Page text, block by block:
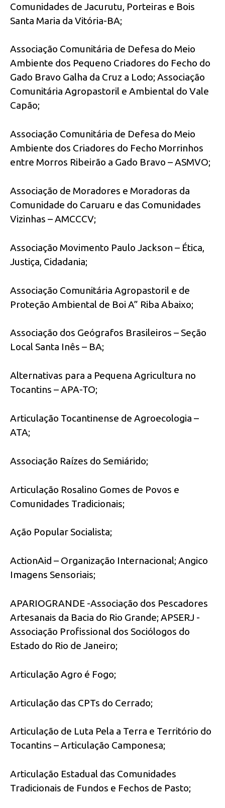
Comunidades de Jacurutu, Porteiras e Bois
Santa Maria da Vitória-BA;
Associação Comunitária de Defesa do Meio
Ambiente dos Pequeno Criadores do Fecho do
Gado Bravo Galha da Cruz a Lodo; Associação
Comunitária Agropastoril e Ambiental do Vale
Capão;
Associação Comunitária de Defesa do Meio
Ambiente dos Criadores do Fecho Morrinhos
entre Morros Ribeirão a Gado Bravo – ASMVO;
Associação de Moradores e Moradoras da
Comunidade do Caruaru e das Comunidades
Vizinhas – AMCCCV;
Associação Movimento Paulo Jackson – Ética,
Justiça, Cidadania;
Associação Comunitária Agropastoril e de
Proteção Ambiental de Boi A” Riba Abaixo;
Associação dos Geógrafos Brasileiros – Seção
Local Santa Inês – BA;
Alternativas para a Pequena Agricultura no
Tocantins – APA-TO;
Articulação Tocantinense de Agroecologia –
ATA;
Associação Raízes do Semiárido;
Articulação Rosalino Gomes de Povos e
Comunidades Tradicionais;
Ação Popular Socialista;
ActionAid – Organização Internacional; Angico
Imagens Sensoriais;
APARIOGRANDE -Associação dos Pescadores
Artesanais da Bacia do Rio Grande; APSERJ -
Associação Profissional dos Sociólogos do
Estado do Rio de Janeiro;
Articulação Agro é Fogo;
Articulação das CPTs do Cerrado;
Articulação de Luta Pela a Terra e Território do
Tocantins – Articulação Camponesa;
Articulação Estadual das Comunidades
Tradicionais de Fundos e Fechos de Pasto;